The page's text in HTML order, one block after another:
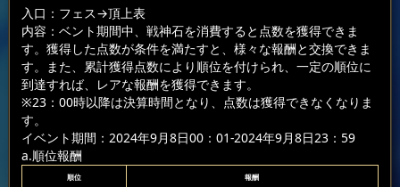
入口：フェス→頂上表
内容：ベント期間中、戦神石を消費すると点数を獲得できま
す。獲得した点数が条件を満たすと、様々な報酬と交換できま
す。また、累計獲得点数により順位を付けられ、一定の順位に
到達すれば、レアな報酬を獲得できます。
※23：00時以降は決算時間となり、点数は獲得できなくなりま
す。
イベント期間：2024年9月8日00：01-2024年9月8日23：59
a.順位報酬
順位 報酬